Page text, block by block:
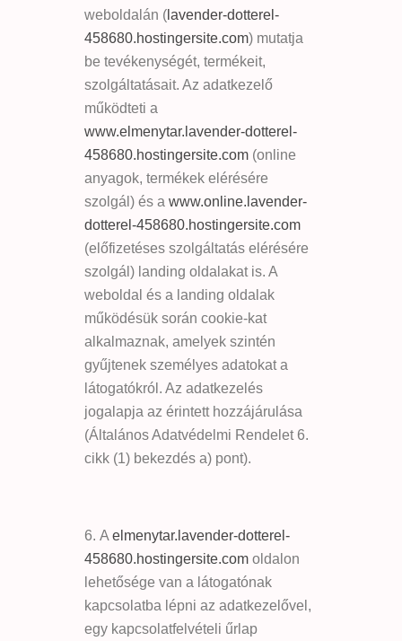
weboldalán ( lavender-dotterel-
458680.hostingersite.com) mutatja
be tevékenységét, termékeit,
szolgáltatásait. Az adatkezelő
működteti a
www.elmenytar.lavender-dotterel-
458680.hostingersite.com (online
anyagok, termékek elérésére
szolgál) és a www.online.lavender-
dotterel-458680.hostingersite.com
(előfizetéses szolgáltatás elérésére
szolgál) landing oldalakat is. A
weboldal és a landing oldalak
működésük során cookie-kat
alkalmaznak, amelyek szintén
gyűjtenek személyes adatokat a
látogatókról. Az adatkezelés
jogalapja az érintett hozzájárulása
(Általános Adatvédelmi Rendelet 6.
cikk (1) bekezdés a) pont).
A elmenytar.lavender-dotterel-
458680.hostingersite.com oldalon
lehetősége van a látogatónak
kapcsolatba lépni az adatkezelővel,
egy kapcsolatfelvételi űrlap